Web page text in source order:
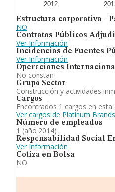
2012
Estructura corporativa -
NO
Contratos Públicos
Ver Información
Incidencias de Fuentes
Ver Información
Operaciones
No constan
Grupo Sector
Construcción y actividades
Cargos
Encontrados 1 cargos en esta
Ver cargos de Platinum Brands
Número de empleados
1 (año 2014)
Responsabilidad Social
Ver Información
Cotiza en Bolsa
NO